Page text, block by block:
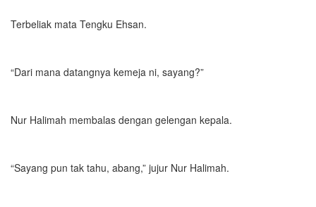
Terbeliak mata Tengku Ehsan.
“Dari mana datangnya kemeja ni, sayang?”
Nur Halimah membalas dengan gelengan kepala.
“Sayang pun tak tahu, abang,” jujur Nur Halimah.